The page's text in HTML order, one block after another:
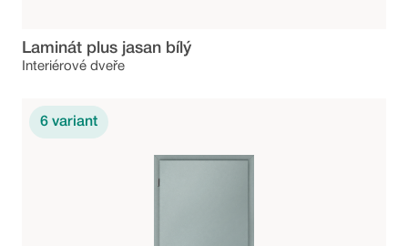
Laminát plus jasan bílý
Interiérové dveře
6 variant